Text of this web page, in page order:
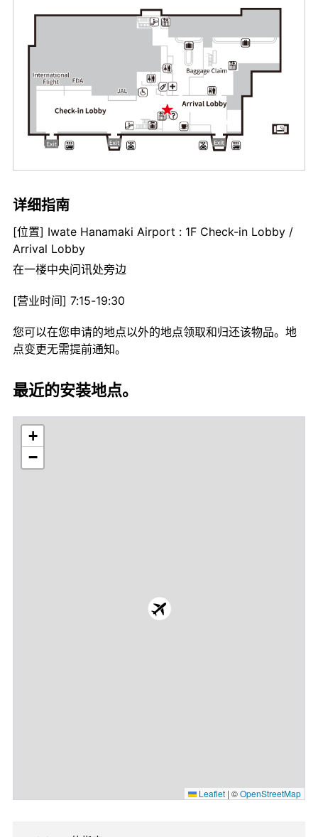
详细指南
[位置] Iwate Hanamaki Airport : 1F Check-in Lobby /
Arrival Lobby
在一楼中央问讯处旁边
[营业时间] 7:15-19:30
您可以在您申请的地点以外的地点领取和归还该物品。地
点变更无需提前通知。
最近的安装地点。
+
−
Leaflet | ©OpenStreetMap